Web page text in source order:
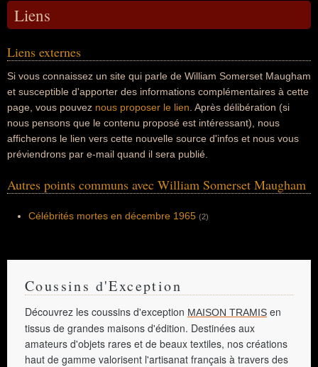
Liens
Liens externes
Si vous connaissez un site qui parle de William Somerset Maugham
et susceptible d'apporter des informations complémentaires à cette
page, vous pouvez nous proposer le lien . Après délibération (si
nous pensons que le contenu proposé est intéressant), nous
afficherons le lien vers cette nouvelle source d'infos et nous vous
préviendrons par e-mail quand il sera publié.
Autres points communs avec William Somerset Maugham
Célébrités mortes en décembre 1965 (2)
Coussins d'Exception
Découvrez les coussins d'exception MAISON TRAMIS en
tissus de grandes maisons d'édition. Destinées aux
amateurs d'objets rares et de beaux textiles, nos créations
haut de gamme valorisent l'artisanat français à travers des